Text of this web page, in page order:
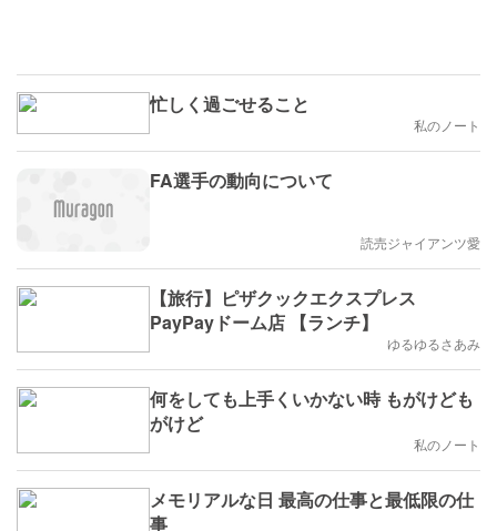
忙しく過ごせること
私のノート
FA選手の動向について
読売ジャイアンツ愛
【旅行】ピザクックエクスプレス
PayPayドーム店 【ランチ】
ゆるゆるさあみ
何をしても上手くいかない時 もがけども
がけど
私のノート
メモリアルな日 最高の仕事と最低限の仕
事